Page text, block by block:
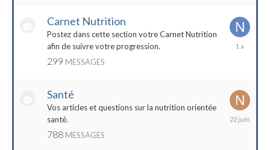
Carnet Nutrition
Postez dans cette section votre Carnet Nutrition
afin de suivre votre progression.
299 MESSAGES
13
Santé
Vos articles et questions sur la nutrition orientée
santé.
788 MESSAGES
22